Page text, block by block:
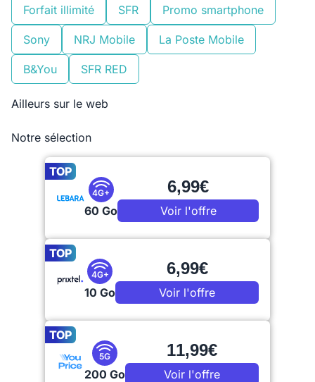
Forfait illimité SFR Promo smartphone
Sony NRJ Mobile La Poste Mobile
B&You SFR RED
Ailleurs sur le web
Notre sélection
TOP
4G+
60 Go
6,99€
Voir l'offre
TOP
4G+
10 Go
6,99€
Voir l'offre
TOP
5G
200 Go
11,99€
Voir l'offre